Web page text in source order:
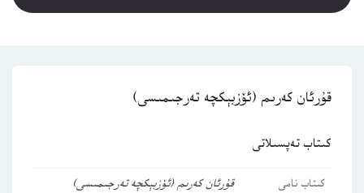
قۇرئان كەرىم (ئۆزبېكچە تەرجىمىسى)
كىتاب تەپسىلاتى
كىتاب نامى
قۇرئان كەرىم (ئۆزبېكچە تەرجىمىسى)